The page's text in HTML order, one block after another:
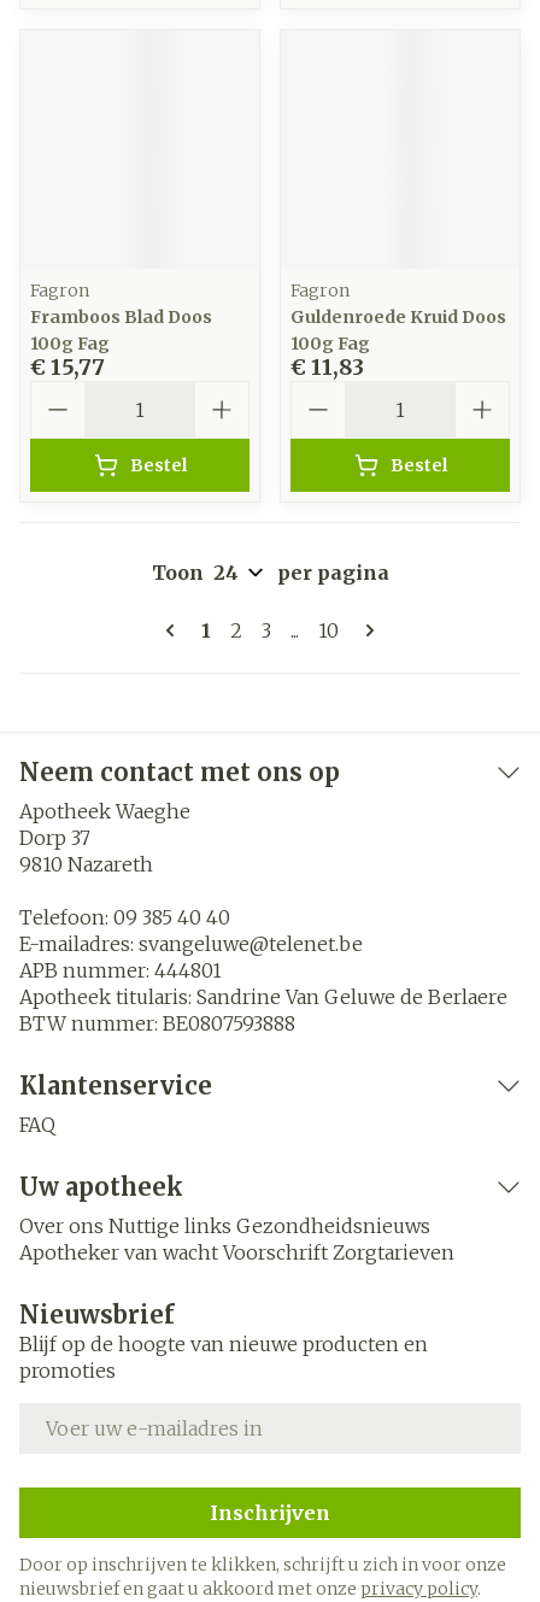
Fagron
Framboos Blad Doos
100g Fag
€ 15,77
Bestel
Fagron
Guldenroede Kruid Doos
100g Fag
€ 11,83
Bestel
Pagina's
U lees momenteel pagina
1 Pagina
2 Pagina
3 ... Pagina
10
Toon per pagina
Neem contact met ons op
Apotheek Waeghe
Dorp 37
9810 Nazareth
Telefoon: 09 385 40 40
E-mailadres: svangeluwe@telenet.be
APB nummer: 444801
Apotheek titularis: Sandrine Van Geluwe de Berlaere
BTW nummer: BE0807593888
Klantenservice
FAQ
Uw apotheek
Over ons Nuttige links Gezondheidsnieuws
Apotheker van wacht Voorschrift Zorgtarieven
Nieuwsbrief
Blijf op de hoogte van nieuwe producten en
promoties
Inschrijven
Door op inschrijven te klikken, schrijft u zich in voor onze
nieuwsbrief en gaat u akkoord met onze privacy policy.